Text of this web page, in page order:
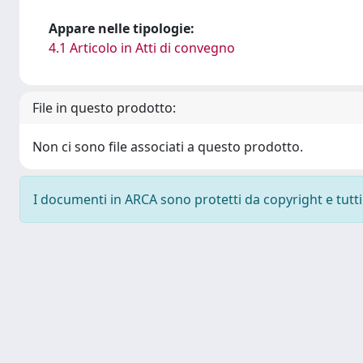
Appare nelle tipologie:
4.1 Articolo in Atti di convegno
File in questo prodotto:
Non ci sono file associati a questo prodotto.
I documenti in ARCA sono protetti da copyright e